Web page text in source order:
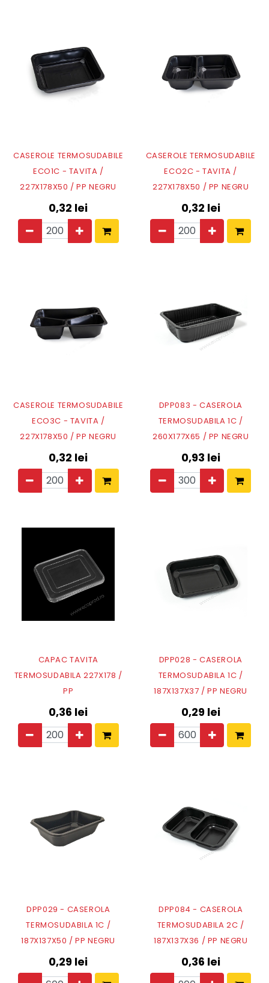
CASEROLE TERMOSUDABILE
ECO1C - TAVITA /
227X178X50 / PP NEGRU
0,32 lei
CASEROLE TERMOSUDABILE
ECO2C - TAVITA /
227X178X50 / PP NEGRU
0,32 lei
CASEROLE TERMOSUDABILE
ECO3C - TAVITA /
227X178X50 / PP NEGRU
0,32 lei
DPP083 - CASEROLA
TERMOSUDABILA 1C /
260X177X65 / PP NEGRU
0,93 lei
CAPAC TAVITA
TERMOSUDABILA 227X178 /
PP
0,36 lei
DPP028 - CASEROLA
TERMOSUDABILA 1C /
187X137X37 / PP NEGRU
0,29lei
DPP029 - CASEROLA
TERMOSUDABILA 1C /
187X137X50 / PP NEGRU
0,29 lei
DPP084 - CASEROLA
TERMOSUDABILA 2C /
187X137X36 / PP NEGRU
0,36 lei